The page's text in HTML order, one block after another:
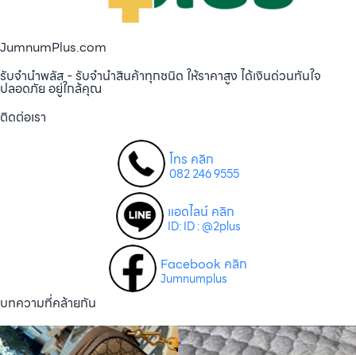
JumnumPlus.com
รับจำนำพลัส - รับจำนำสินค้าทุกชนิด ให้ราคาสูง ได้เงินด่วนทันใจ
ปลอดภัย อยู่ใกล้คุณ
ติดต่อเรา
โทร คลิก
082 246 9555
แอดไลน์ คลิก
ID: ID : @2plus
Facebook คลิก
Jumnumplus
บทความที่คล้ายกัน